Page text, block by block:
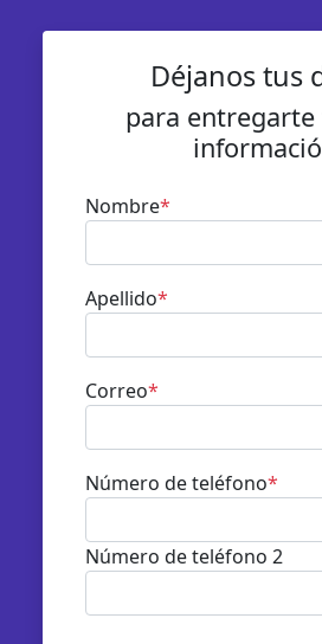
Déjanos tus
para entregarte
Nombre*
Apellido*
Correo*
Número de teléfono*
Número de teléfono 2